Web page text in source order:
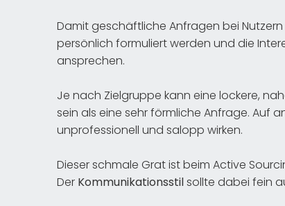
Damit geschäftliche Anfragen bei
persönlich formuliert werden und die
ansprechen.
Je nach Zielgruppe kann eine lockere,
sein als eine sehr förmliche Anfrage. Auf
unprofessionell und salopp wirken.
Dieser schmale Grat ist beim Active
Der Kommunikationsstilsollte dabei fein